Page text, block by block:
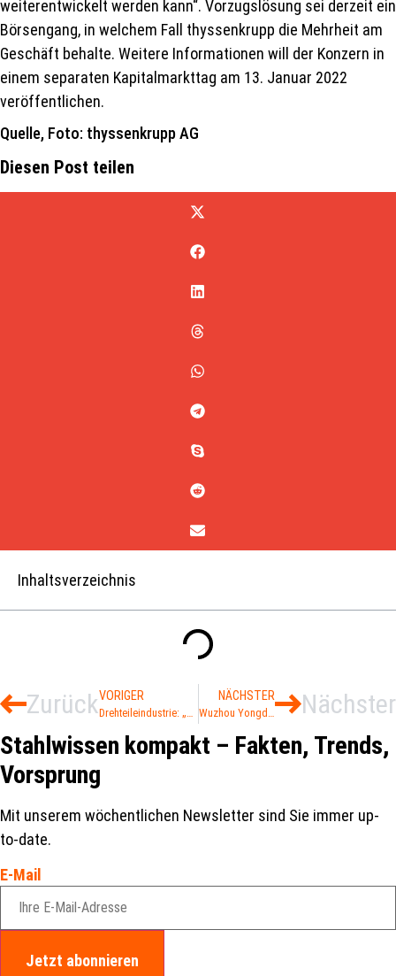
weiterentwickelt werden kann“. Vorzugslösung sei derzeit ein
Börsengang, in welchem Fall thyssenkrupp die Mehrheit am
Geschäft behalte. Weitere Informationen will der Konzern in
einem separaten Kapitalmarkttag am 13. Januar 2022
veröffentlichen.
Quelle, Foto: thyssenkrupp AG
Diesen Post teilen
Inhaltsverzeichnis
ZurückVORIGER NÄCHSTER Nächster
Stahlwissen kompakt – Fakten, Trends,
Vorsprung
Mit unserem wöchentlichen Newsletter sind Sie immer up-
to-date.
E-Mail
Jetzt abonnieren